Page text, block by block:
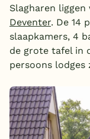
Slagharen
Deventer. De 14
slaapkamers, 4
de grote tafel in
persoons lodges